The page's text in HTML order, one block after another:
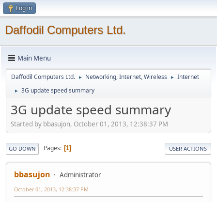
Log in
Daffodil Computers Ltd.
Main Menu
Daffodil Computers Ltd. ► Networking, Internet, Wireless ► Internet
► 3G update speed summary
3G update speed summary
Started by bbasujon, October 01, 2013, 12:38:37 PM
GO DOWN Pages 1 USER ACTIONS
bbasujon Administrator
October 01, 2013, 12:38:37 PM